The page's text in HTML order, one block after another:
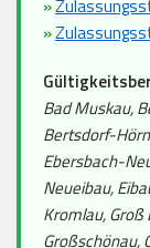
»
»
Bad Muskau,
Bertsdorf-
Ebersbach-
Neueibau,
Kromlau,
Großschönau,